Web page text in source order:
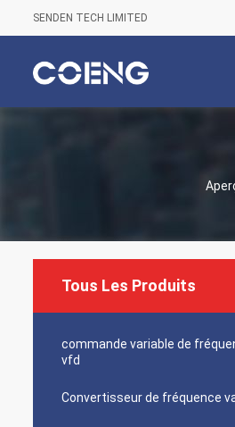
SENDEN TECH LIMITED
Tous Les Produits
commande variable de
vfd
Convertisseur de fréquence